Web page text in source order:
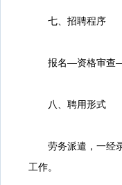
七、招聘程序
报名—资格审查—
八、聘用形式
劳务派遣，一经录
工作。